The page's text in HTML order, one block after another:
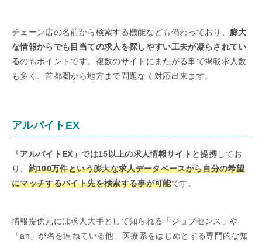
チェーン店の名前から検索する機能なども備わっており、 膨大
な情報からでも目当ての求人を探しやすい工夫が凝らされてい
るのもポイントです。複数のサイトにまたがる事で掲載求人数
も多く、首都圏から地方まで問題なく対応出来ます。
アルバイトEX
「アルバイトEX」では15以上の求人情報サイトと提携してお
り、 約100万件という膨大な求人データベースから自分の希望
にマッチするバイト先を検索する事が可能です。
情報提供元には求人大手として知られる「ジョブセンス」や
「an」が名を連ねている他、医療系をはじめとする専門的な知